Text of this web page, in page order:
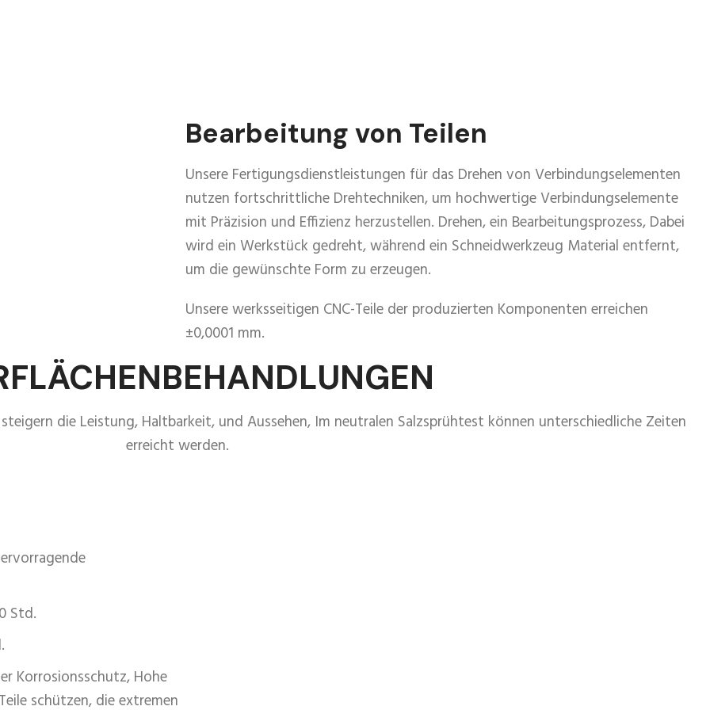
Bearbeitung von Teilen
Unsere Fertigungsdienstleistungen für das Drehen von Verbindungselementen
nutzen fortschrittliche Drehtechniken, um hochwertige Verbindungselemente
mit Präzision und Effizienz herzustellen. Drehen, ein Bearbeitungsprozess, Dabei
wird ein Werkstück gedreht, während ein Schneidwerkzeug Material entfernt,
um die gewünschte Form zu erzeugen.
Unsere werksseitigen CNC-Teile der produzierten Komponenten erreichen
±0,0001 mm.
die Leistung, Haltbarkeit, und Aussehen, Im neutralen Salzsprühtest können unterschiedliche Zeiten
erreicht werden.
Std.
Korrosionsschutz, Hohe
schützen, die extremen